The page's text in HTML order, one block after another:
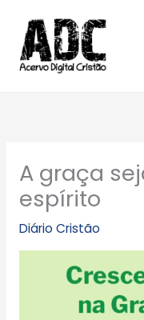
para
conteúdo
A graça
espírito
Diário Cristão